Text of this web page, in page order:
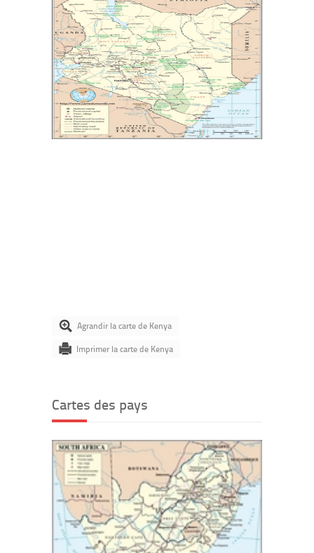
Agrandir la carte de Kenya
Imprimer la carte de Kenya
Cartes des pays